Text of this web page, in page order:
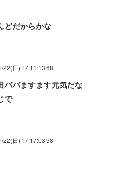
どだからかな
22(日) 17:11:13.68
パパますます元気だな
で
22(日) 17:17:03.98